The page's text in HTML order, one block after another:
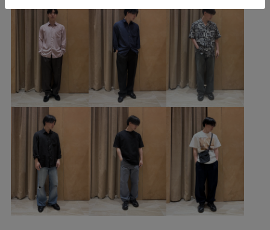
ダブルクロス素材 デザイン性 ドレス
ドレープ感 プルオーバー ベルト
ボイル素材 ポリエステル
ワイドシルエット 上品 二重織 伸縮性 快適
快適なはき心地 撚糸 日焼け防止
穿き心地が良い 落ち感 薄手 透け感